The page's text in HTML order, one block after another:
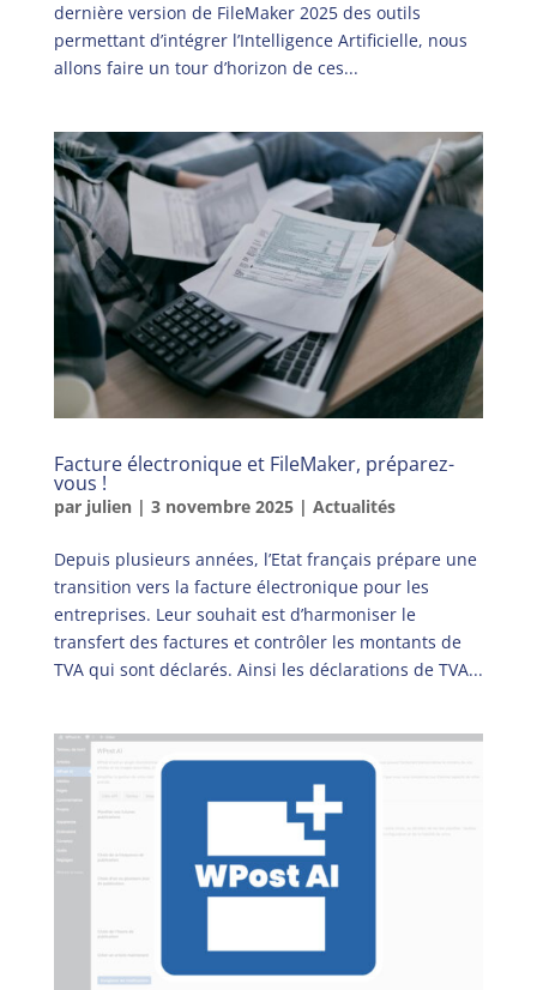
dernière version de FileMaker 2025 des outils
permettant d’intégrer l’Intelligence Artificielle, nous
allons faire un tour d’horizon de ces...
Facture électronique et FileMaker, préparez-
vous !
par julien| 3 novembre 2025| Actualités
Depuis plusieurs années, l’Etat français prépare une
transition vers la facture électronique pour les
entreprises. Leur souhait est d’harmoniser le
transfert des factures et contrôler les montants de
TVA qui sont déclarés. Ainsi les déclarations de TVA...